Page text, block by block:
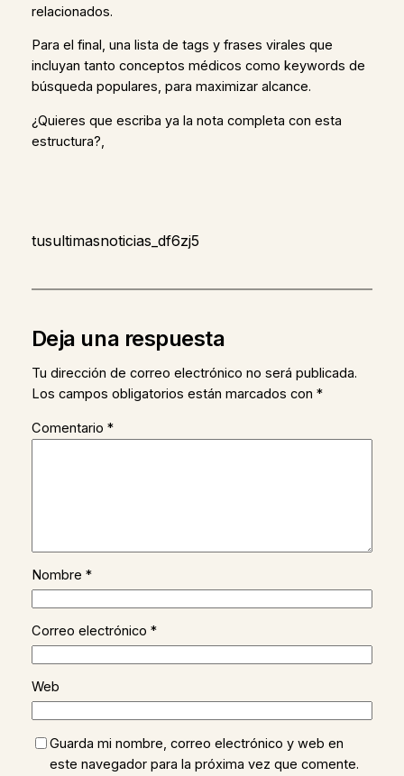
relacionados.
Para el final, una lista de tags y frases virales que
incluyan tanto conceptos médicos como keywords de
búsqueda populares, para maximizar alcance.
¿Quieres que escriba ya la nota completa con esta
estructura?,
tusultimasnoticias_df6zj5
Deja una respuesta
Tu dirección de correo electrónico no será publicada.
Los campos obligatorios están marcados con *
Comentario *
Nombre *
Correo electrónico *
Web
Guarda mi nombre, correo electrónico y web en
este navegador para la próxima vez que comente.